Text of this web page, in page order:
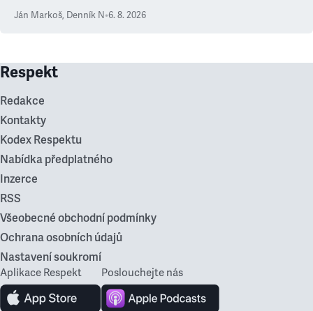
Ján Markoš, Denník N•6. 8. 2026
Respekt
Redakce
Kontakty
Kodex Respektu
Nabídka předplatného
Inzerce
RSS
Všeobecné obchodní podmínky
Ochrana osobních údajů
Nastavení soukromí
Aplikace Respekt Poslouchejte nás